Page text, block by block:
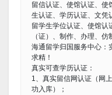
留信认证、使馆认证、使
生认证、学历认证、文凭
留学生学位认证、使馆认
（证）、制作、办理、仿
海通留学归国服务中心：
求精！
真实可查学历认证：
1、真实留信网认证（网
功入库）；